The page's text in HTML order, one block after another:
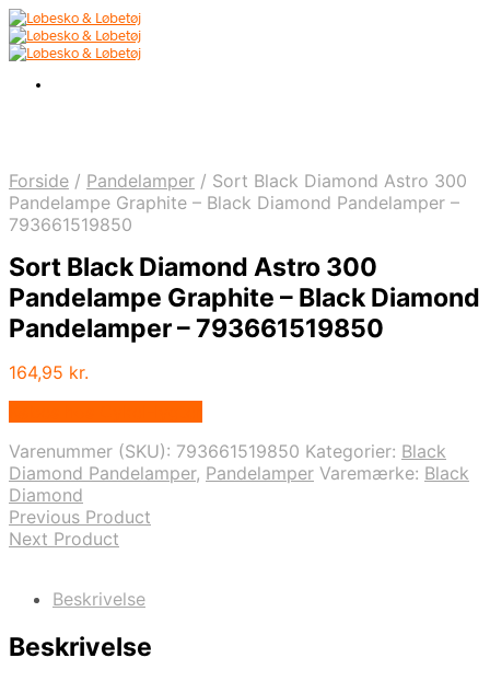
Forside / Pandelamper / Sort Black Diamond Astro 300
Pandelampe Graphite – Black Diamond Pandelamper –
793661519850
Sort Black Diamond Astro 300
Pandelampe Graphite – Black Diamond
Pandelamper – 793661519850
164,95 kr.
Varenummer (SKU): 793661519850 Kategorier: Black
Diamond Pandelamper, Pandelamper Varemærke: Black
Diamond
Previous Product
Next Product
Beskrivelse
Beskrivelse